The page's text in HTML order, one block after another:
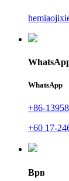
WhatsApp
+86-
+60 17-
Врв